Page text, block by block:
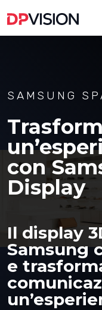
SAMSUNG
con
Display
Il display
Samsung
e